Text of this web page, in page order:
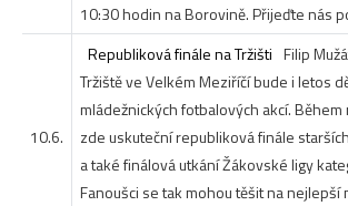
10:30 hodin na Borovině. Přijeďte nás
10.6.
Republiková finále na Tržišti Filip
Tržiště ve Velkém Meziříčí bude i letos
mládežnických fotbalových akcí.
zde uskuteční republiková finále
a také finálová utkání Žákovské ligy
Fanoušci se tak mohou těšit na nejlepší